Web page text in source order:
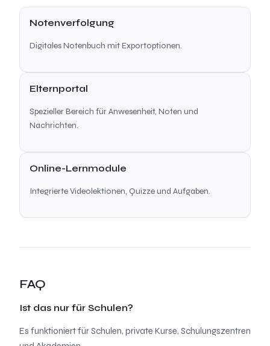
Notenverfolgung
Digitales Notenbuch mit Exportoptionen.
Elternportal
Spezieller Bereich für Anwesenheit, Noten und
Nachrichten.
Online-Lernmodule
Integrierte Videolektionen, Quizze und Aufgaben.
FAQ
Ist das nur für Schulen?
Es funktioniert für Schulen, private Kurse, Schulungszentren